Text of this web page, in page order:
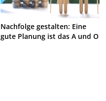
Nachfolge gestalten: Eine
gute Planung ist das A und O